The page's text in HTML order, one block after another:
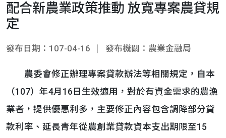
配合新農業政策推動 放寬專案農貸規
定
發布日期：107-04-16 發布機關：農業金融局
農委會修正辦理專案貸款辦法等相關規定，自本
（107）年4月16日生效適用，對於有資金需求的農漁
業者，提供優惠利多，主要修正內容包含調降部分貸
款利率、延長青年從農創業貸款資本支出期限至15